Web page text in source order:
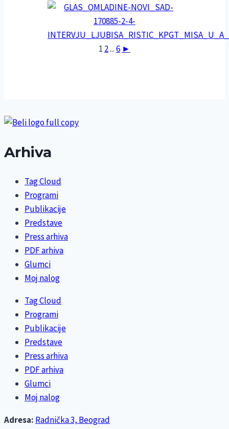
1 2...6 ►
Arhiva
Tag Cloud
Programi
Publikacije
Predstave
Press arhiva
PDF arhiva
Glumci
Moj nalog
Tag Cloud
Programi
Publikacije
Predstave
Press arhiva
PDF arhiva
Glumci
Moj nalog
Adresa: Radnička 3, Beograd